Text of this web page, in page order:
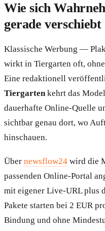
Wie sich
gerade verschiebt
Klassische Werbung —
wirkt in Tiergarten oft,
Eine redaktionell
Tiergartenkehrt das
dauerhafte Online-Quelle
sichtbar genau dort, wo
hinschauen.
Über newsflow24 wird die
passenden Online-Portal
mit eigener Live-URL
Pakete starten bei 2 EUR
Bindung und ohne